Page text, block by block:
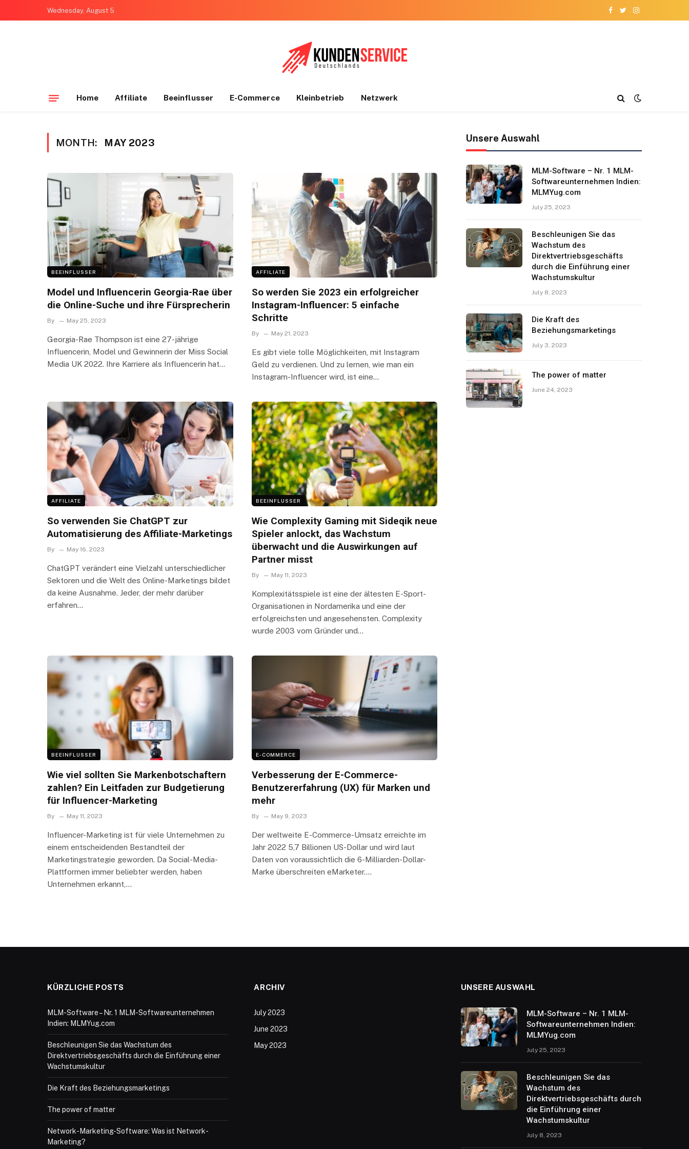
Wednesday, August 5
Facebook
TwitterInstagram
Home Affiliate Beeinflusser E-Commerce Kleinbetrieb Netzwerk
MONTH: MAY 2023
BEEINFLUSSER
Model und Influencerin Georgia-Rae über
die Online-Suche und ihre Fürsprecherin
By May 25, 2023
Georgia-Rae Thompson ist eine 27-jährige
Influencerin, Model und Gewinnerin der Miss Social
Media UK 2022. Ihre Karriere als Influencerin hat…
AFFILIATE
So werden Sie 2023 ein erfolgreicher
Instagram-Influencer: 5 einfache
Schritte
By May 21, 2023
Es gibt viele tolle Möglichkeiten, mit Instagram
Geld zu verdienen. Und zu lernen, wie man ein
Instagram-Influencer wird, ist eine…
AFFILIATE
So verwenden Sie ChatGPT zur
Automatisierung des Affiliate-Marketings
By May 16, 2023
ChatGPT verändert eine Vielzahl unterschiedlicher
Sektoren und die Welt des Online-Marketings bildet
da keine Ausnahme. Jeder, der mehr darüber
erfahren…
BEEINFLUSSER
Wie Complexity Gaming mit Sideqik neue
Spieler anlockt, das Wachstum
überwacht und die Auswirkungen auf
Partner misst
By May 11, 2023
Komplexitätsspiele ist eine der ältesten E-Sport-
Organisationen in Nordamerika und eine der
erfolgreichsten und angesehensten. Complexity
wurde 2003 vom Gründer und…
BEEINFLUSSER
Wie viel sollten Sie Markenbotschaftern
zahlen? Ein Leitfaden zur Budgetierung
für Influencer-Marketing
By May 11, 2023
Influencer-Marketing ist für viele Unternehmen zu
einem entscheidenden Bestandteil der
Marketingstrategie geworden. Da Social-Media-
Plattformen immer beliebter werden, haben
Unternehmen erkannt,…
E-COMMERCE
Verbesserung der E-Commerce-
Benutzererfahrung (UX) für Marken und
mehr
By May 9, 2023
Der weltweite E-Commerce-Umsatz erreichte im
Jahr 2022 5,7 Billionen US-Dollar und wird laut
Daten von voraussichtlich die 6-Milliarden-Dollar-
Marke überschreiten eMarketer.…
Unsere Auswahl
MLM-Software – Nr. 1 MLM-
Softwareunternehmen Indien:
MLMYug.com
July 25, 2023
Beschleunigen Sie das
Wachstum des
Direktvertriebsgeschäfts
durch die Einführung einer
Wachstumskultur
July 8, 2023
Die Kraft des
Beziehungsmarketings
July 3, 2023
The power of matter
June 24, 2023
KÜRZLICHE POSTS
MLM-Software – Nr. 1 MLM-Softwareunternehmen
Indien: MLMYug.com
Beschleunigen Sie das Wachstum des
Direktvertriebsgeschäfts durch die Einführung einer
Wachstumskultur
Die Kraft des Beziehungsmarketings
The power of matter
Network-Marketing-Software: Was ist Network-
Marketing?
ARCHIV
July 2023
June 2023
May 2023
UNSERE AUSWAHL
MLM-Software – Nr. 1 MLM-
Softwareunternehmen Indien:
MLMYug.com
July 25, 2023
Beschleunigen Sie das
Wachstum des
Direktvertriebsgeschäfts durch
die Einführung einer
Wachstumskultur
July 8, 2023